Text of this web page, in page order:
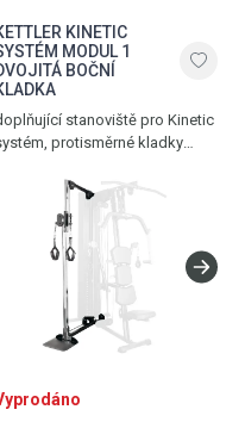
KINETIC
MODUL 1
BOČNÍ
stanoviště pro Kinetic
protisměrné kladky
nastavitelné, závaží 2 x 50 kg,
vyrobeno v Německu